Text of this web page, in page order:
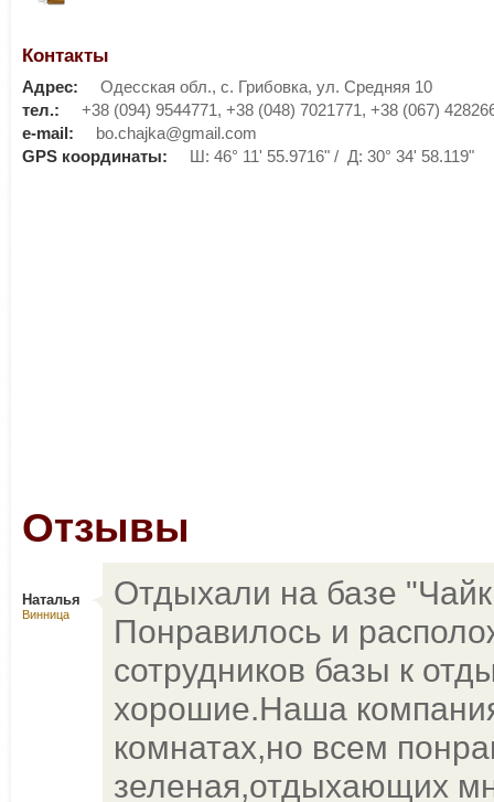
Контакты
Адрес:
Одесская обл., с. Грибовка, ул. Средняя 10
тел.:
+38 (094) 9544771, +38 (048) 7021771, +38 (067)
е-mail:
bo.chajka@gmail.com
GPS координаты:
Ш: 46° 11' 55.9716" / Д: 30° 34' 58.119"
Отзывы
Наталья
Винница
Отдыхали на базе
Понравилось и
сотрудников базы к
хорошие.Наша
комнатах,но всем
зеленая,отдыхающих